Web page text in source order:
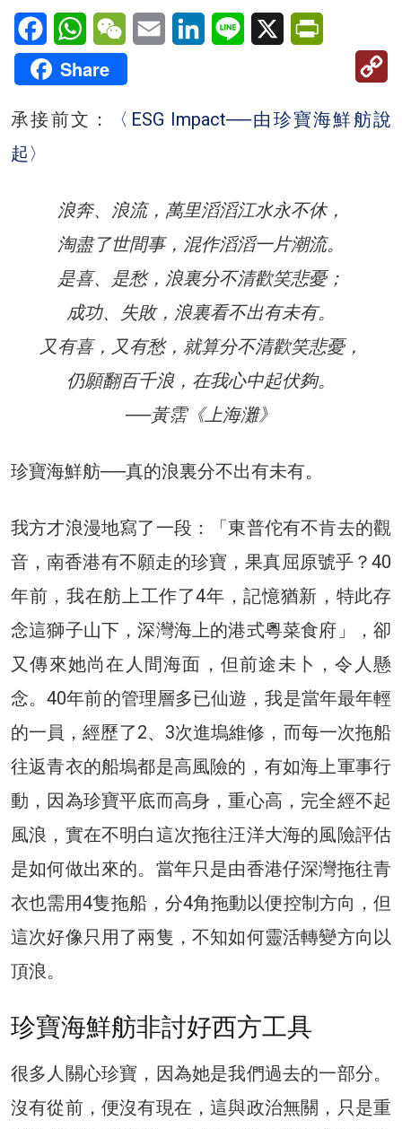
FacebookWhatsAppWeChatEmail LinkedInLine X
Share
承接前文：
〈ESG Impact──由珍寶海鮮舫說
起〉
浪奔、浪流，萬里滔滔江水永不休，
淘盡了世間事，混作滔滔一片潮流。
是喜、是愁，浪裏分不清歡笑悲憂；
成功、失敗，浪裏看不出有未有。
又有喜，又有愁，就算分不清歡笑悲憂，
仍願翻百千浪，在我心中起伏夠。
──黃霑《上海灘》
珍寶海鮮舫──真的浪裏分不出有未有。
我方才浪漫地寫了一段：「東普佗有不肯去的觀
音，南香港有不願走的珍寶，果真屈原號乎？40
年前，我在舫上工作了4年，記憶猶新，特此存
念這獅子山下，深灣海上的港式粵菜食府」，卻
又傳來她尚在人間海面，但前途未卜，令人懸
念。40年前的管理層多已仙遊，我是當年最年輕
的一員，經歷了2、3次進塢維修，而每一次拖船
往返青衣的船塢都是高風險的，有如海上軍事行
動，因為珍寶平底而高身，重心高，完全經不起
風浪，實在不明白這次拖往汪洋大海的風險評估
是如何做出來的。當年只是由香港仔深灣拖往青
衣也需用4隻拖船，分4角拖動以便控制方向，但
這次好像只用了兩隻，不知如何靈活轉變方向以
頂浪。
珍寶海鮮舫非討好西方工具
很多人關心珍寶，因為她是我們過去的一部分。
沒有從前，便沒有現在，這與政治無關，只是重